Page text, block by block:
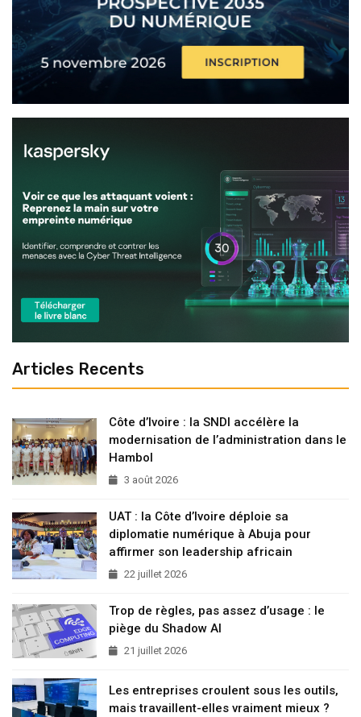
Articles Recents
Côte d’Ivoire : la SNDI accélère la
modernisation de l’administration dans le
Hambol
3 août 2026
UAT : la Côte d’Ivoire déploie sa
diplomatie numérique à Abuja pour
affirmer son leadership africain
22 juillet 2026
Trop de règles, pas assez d’usage : le
piège du Shadow AI
21 juillet 2026
Les entreprises croulent sous les outils,
mais travaillent-elles vraiment mieux ?